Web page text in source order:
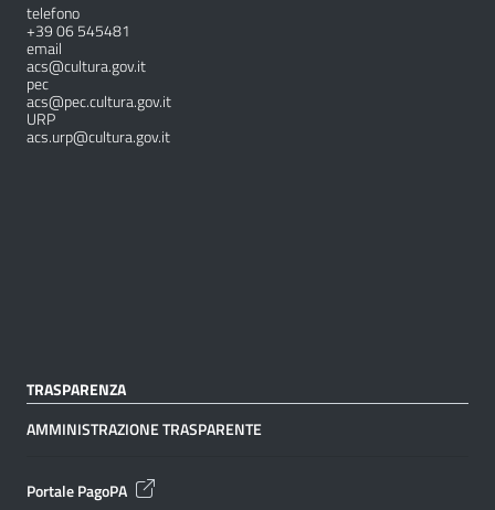
telefono
+39 06 545481
email
acs@cultura.gov.it
pec
acs@pec.cultura.gov.it
URP
acs.urp@cultura.gov.it
TRASPARENZA
AMMINISTRAZIONE TRASPARENTE
Portale PagoPA